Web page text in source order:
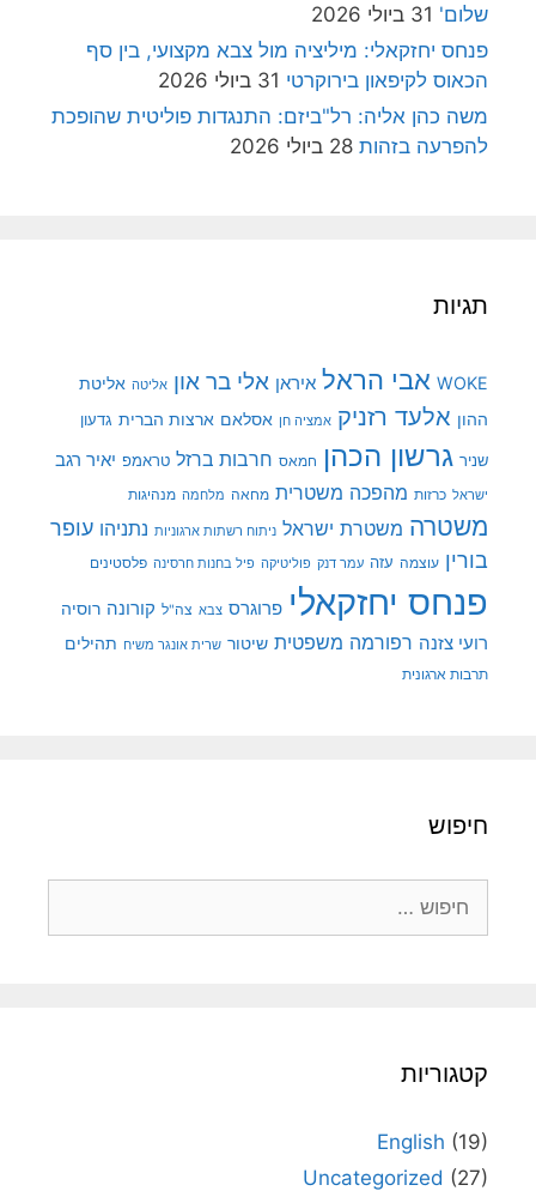
שלום' 31 ביולי 2026
פנחס יחזקאלי: מיליציה מול צבא מקצועי, בין סף
הכאוס לקיפאון בירוקרטי 31 ביולי 2026
משה כהן אליה: רל"ביזם: התנגדות פוליטית שהופכת
להפרעה בזהות 28 ביולי 2026
תגיות
WOKE אבי הראל איראן אלי בר און אליטה אליטת
ההון אלעד רזניק אמציה חן אסלאם ארצות הברית גדעון
שניר גרשון הכהן חמאס חרבות ברזל טראמפ יאיר רגב
ישראל כרזות מהפכה משטרית מחאה מלחמה מנהיגות
משטרה משטרת ישראל ניתוח רשתות ארגוניות נתניהו עופר
בורין עוצמה עזה עמר דנק פוליטיקה פיל בחנות חרסינה פלסטינים
פנחס יחזקאלי פרוגרס צבא צה"ל קורונה רוסיה
רועי צזנה רפורמה משפטית שיטור שרית אונגר משיח תהילים
תרבות ארגונית
חיפוש
קטגוריות
English (19)
Uncategorized (27)